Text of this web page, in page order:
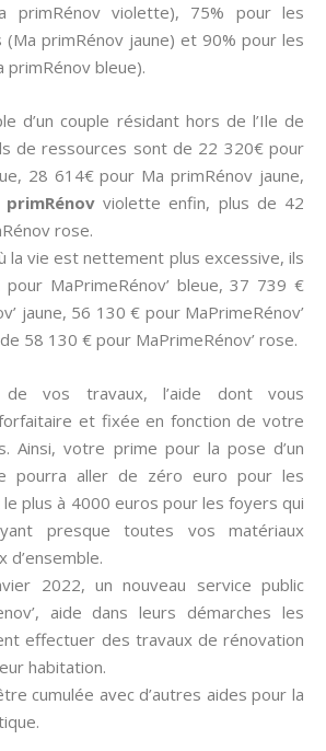
primRénov violette), 75% pour les
primRénov jaune) et 90% pour les
bleue).
d’un couple résidant hors de l’Ile de
de ressources sont de 22 320€ pour
28 614€ pour Ma primRénov jaune,
primRénovviolette enfin, plus de 42
rose.
la vie est nettement plus excessive, ils
MaPrimeRénov’ bleue, 37 739 €
jaune, 56 130 € pour MaPrimeRénov’
58 130 € pour MaPrimeRénov’ rose.
vos travaux, l’aide dont vous
et fixée en fonction de votre
Ainsi, votre prime pour la pose d’un
pourra aller de zéro euro pour les
plus à 4000 euros pour les foyers qui
presque toutes vos matériaux
d’ensemble.
2022, un nouveau service public
aide dans leurs démarches les
effectuer des travaux de rénovation
habitation.
cumulée avec d’autres aides pour la